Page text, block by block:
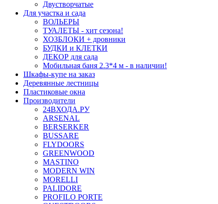
Двустворчатые
Для участка и сада
ВОЛЬЕРЫ
ТУАЛЕТЫ - хит сезона!
ХОЗБЛОКИ + дровники
БУДКИ и КЛЕТКИ
ДЕКОР для сада
Мобильная баня 2.3*4 м - в наличии!
Шкафы-купе на заказ
Деревянные лестницы
Пластиковые окна
Производители
24ВХОДА.РУ
ARSENAL
BERSERKER
BUSSARE
FLYDOORS
GREENWOOD
MASTINO
MODERN WIN
MORELLI
PALIDORE
PROFILO PORTE